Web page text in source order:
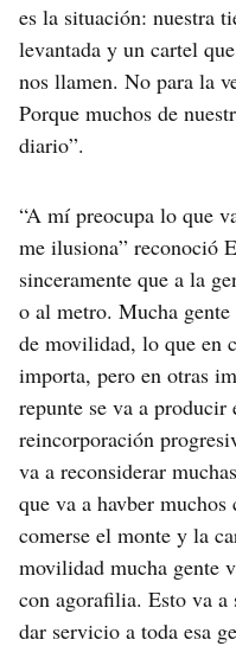
es la situación: nuestra
levantada y un cartel
nos llamen. No para la
Porque muchos de
diario”.
“A mí preocupa lo que
me ilusiona” reconoció
sinceramente que a la
o al metro. Mucha
de movilidad, lo que en
importa, pero en otras
repunte se va a producir
reincorporación
va a reconsiderar
que va a havber
comerse el monte y la
movilidad mucha gente
con agorafilia. Esto va a
dar servicio a toda esa